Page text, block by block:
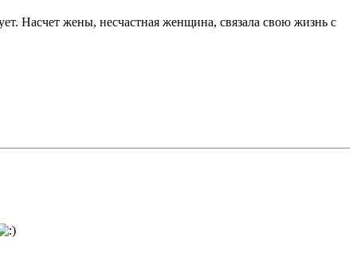
Насчет жены, несчастная женщина, связала свою жизнь с